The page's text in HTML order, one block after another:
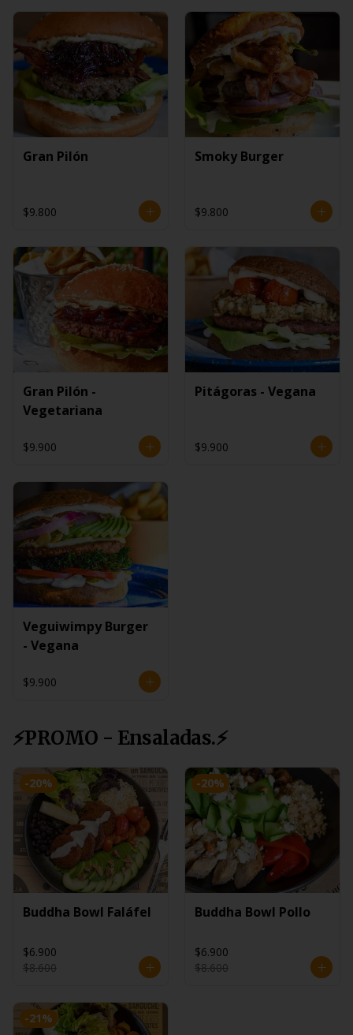
Gran Pilón
$9.800
Smoky Burger
$9.800
Gran Pilón -
Vegetariana
$9.900
Pitágoras - Vegana
$9.900
Veguiwimpy Burger
- Vegana
$9.900
⚡PROMO - Ensaladas.⚡
-20%
Buddha Bowl Faláfel
$6.900
$8.600
-20%
Buddha Bowl Pollo
$6.900
$8.600
-21%